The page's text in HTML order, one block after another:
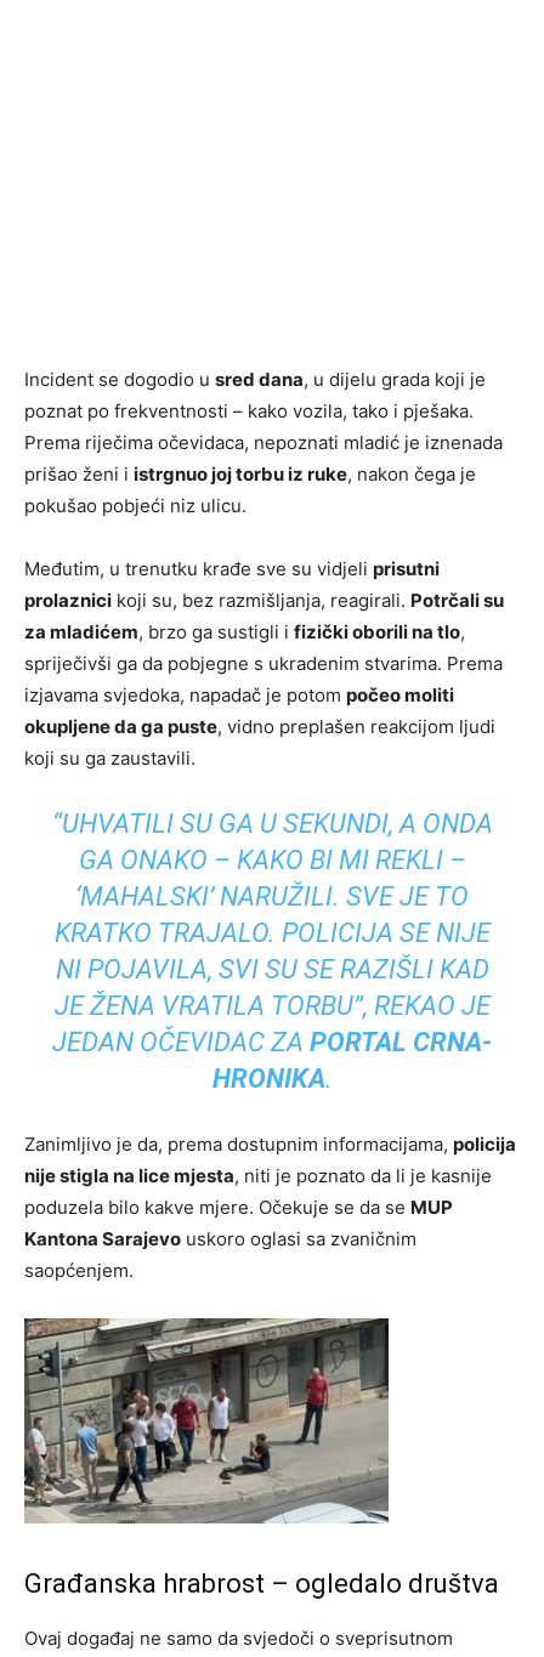
Incident se dogodio u sred dana, u dijelu grada koji je
poznat po frekventnosti – kako vozila, tako i pješaka.
Prema riječima očevidaca, nepoznati mladić je iznenada
prišao ženi i istrgnuo joj torbu iz ruke, nakon čega je
pokušao pobjeći niz ulicu.
Međutim, u trenutku krađe sve su vidjeli prisutni
prolaznici koji su, bez razmišljanja, reagirali. Potrčali su
za mladićem, brzo ga sustigli i fizički oborili na tlo,
spriječivši ga da pobjegne s ukradenim stvarima. Prema
izjavama svjedoka, napadač je potom počeo moliti
okupljene da ga puste, vidno preplašen reakcijom ljudi
koji su ga zaustavili.
“UHVATILI SU GA U SEKUNDI, A ONDA
GA ONAKO – KAKO BI MI REKLI –
‘MAHALSKI’ NARUŽILI. SVE JE TO
KRATKO TRAJALO. POLICIJA SE NIJE
NI POJAVILA, SVI SU SE RAZIŠLI KAD
JE ŽENA VRATILA TORBU”, REKAO JE
JEDAN OČEVIDAC ZA PORTAL CRNA-
HRONIKA.
Zanimljivo je da, prema dostupnim informacijama, policija
nije stigla na lice mjesta, niti je poznato da li je kasnije
poduzela bilo kakve mjere. Očekuje se da se MUP
Kantona Sarajevo uskoro oglasi sa zvaničnim
saopćenjem.
Građanska hrabrost – ogledalo društva
Ovaj događaj ne samo da svjedoči o sveprisutnom